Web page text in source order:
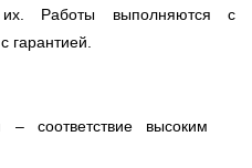
Работы выполняются с
гарантией.
соответствие высоким